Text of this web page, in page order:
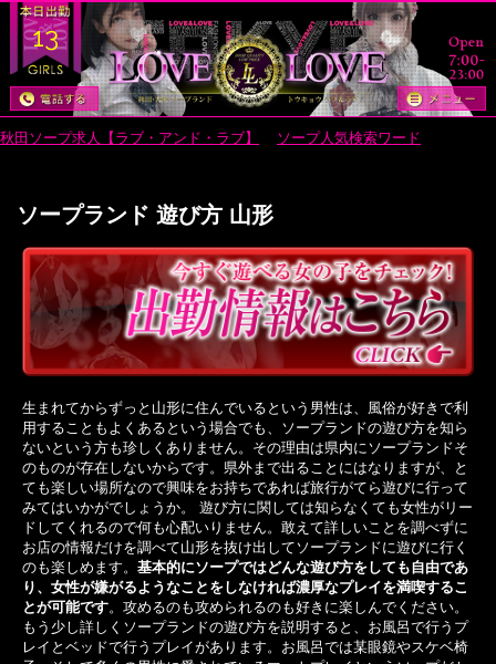
13
秋田ソープ求人【ラブ・アンド・ラブ】 ソープ人気検索ワード
ソープランド 遊び方 山形
生まれてからずっと山形に住んでいるという男性は、風俗が好きで利
用することもよくあるという場合でも、ソープランドの遊び方を知ら
ないという方も珍しくありません。その理由は県内にソープランドそ
のものが存在しないからです。県外まで出ることにはなりますが、と
ても楽しい場所なので興味をお持ちであれば旅行がてら遊びに行って
みてはいかがでしょうか。 遊び方に関しては知らなくても女性がリー
ドしてくれるので何も心配いりません。敢えて詳しいことを調べずに
お店の情報だけを調べて山形を抜け出してソープランドに遊びに行く
のも楽しめます。 基本的にソープではどんな遊び方をしても自由であ
り、女性が嫌がるようなことをしなければ濃厚なプレイを満喫するこ
とが可能です。攻めるのも攻められるのも好きに楽しんでください。
もう少し詳しくソープランドの遊び方を説明すると、お風呂で行うプ
レイとベッドで行うプレイがあります。お風呂では某眼鏡やスケベ椅